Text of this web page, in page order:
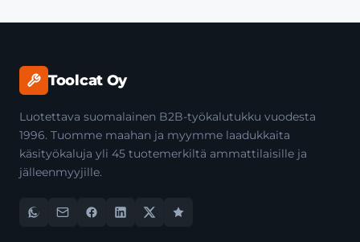
Toolcat Oy
Luotettava suomalainen B2B-työkalutukku vuodesta
1996. Tuomme maahan ja myymme laadukkaita
käsityökaluja yli 45 tuotemerkiltä ammattilaisille ja
jälleenmyyjille.